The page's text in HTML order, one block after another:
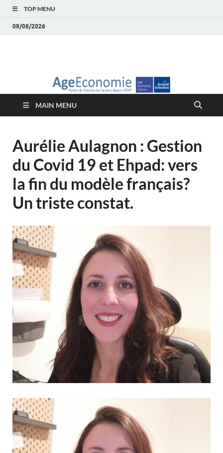
TOP MENU
09/08/2026
économie – Marché
des Seniors
MAIN MENU
Aurélie Aulagnon : Gestion
du Covid 19 et Ehpad: vers
la fin du modèle français?
Un triste constat.